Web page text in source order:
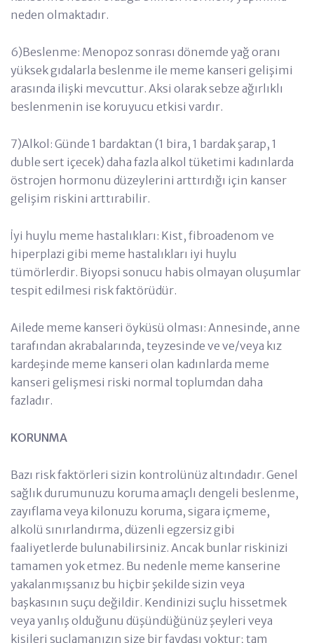
neden olmaktadır.
6)Beslenme: Menopoz sonrası dönemde yağ oranı
yüksek gıdalarla beslenme ile meme kanseri gelişimi
arasında ilişki mevcuttur. Aksi olarak sebze ağırlıklı
beslenmenin ise koruyucu etkisi vardır.
7)Alkol: Günde 1 bardaktan (1 bira, 1 bardak şarap, 1
duble sert içecek) daha fazla alkol tüketimi kadınlarda
östrojen hormonu düzeylerini arttırdığı için kanser
gelişim riskini arttırabilir.
İyi huylu meme hastalıkları: Kist, fibroadenom ve
hiperplazi gibi meme hastalıkları iyi huylu
tümörlerdir. Biyopsi sonucu habis olmayan oluşumlar
tespit edilmesi risk faktörüdür.
Ailede meme kanseri öyküsü olması: Annesinde, anne
tarafından akrabalarında, teyzesinde ve ve/veya kız
kardeşinde meme kanseri olan kadınlarda meme
kanseri gelişmesi riski normal toplumdan daha
fazladır.
KORUNMA
Bazı risk faktörleri sizin kontrolünüz altındadır. Genel
sağlık durumunuzu koruma amaçlı dengeli beslenme,
zayıflama veya kilonuzu koruma, sigara içmeme,
alkolü sınırlandırma, düzenli egzersiz gibi
faaliyetlerde bulunabilirsiniz. Ancak bunlar riskinizi
tamamen yok etmez. Bu nedenle meme kanserine
yakalanmışsanız bu hiçbir şekilde sizin veya
başkasının suçu değildir. Kendinizi suçlu hissetmek
veya yanlış olduğunu düşündüğünüz şeyleri veya
kişileri suçlamanızın size bir faydası yoktur; tam